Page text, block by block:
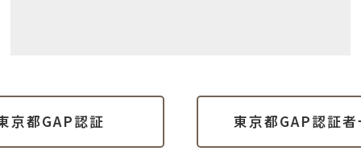
京都GAP認証 東京都GAP認証